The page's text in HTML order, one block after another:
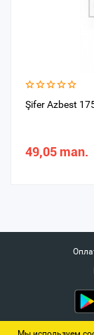
Şifer Azbest
49,05 man.